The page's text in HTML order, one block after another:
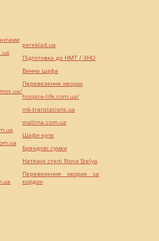
pereklad.ua
Підготовка до НМТ / ЗНО
Винна шафа
Перевезення хворих
hospice-life.com.ua/
mk-translations.ua
maltina.com.ua
Шафи купе
Брендові сумки
Натяжні стелі Nova Stelya
Перевезення хворих за
кордон